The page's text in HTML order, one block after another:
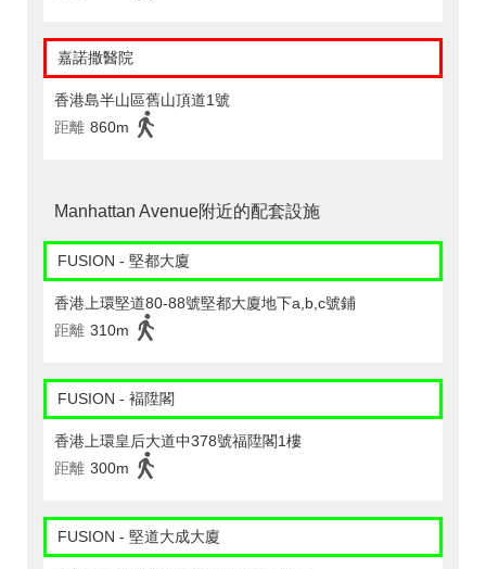
嘉諾撒醫院
香港島半山區舊山頂道1號
距離 860m
Manhattan Avenue附近的配套設施
FUSION - 堅都大廈
香港上環堅道80-88號堅都大廈地下a,b,c號鋪
距離 310m
FUSION - 褔陞閣
香港上環皇后大道中378號福陞閣1樓
距離 300m
FUSION - 堅道大成大廈